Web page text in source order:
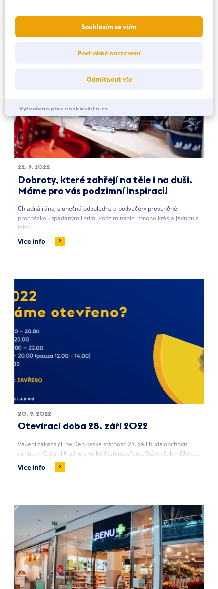
22. 9. 2022
Dobroty, které zahřejí na těle i na duši.
Máme pro vás podzimní inspiraci!
Chladná rána, slunečná odpoledne a podvečery provoněné
procházkou spadaným listím. Podzim nabízí mnoho krás a jednou z
jeho...
Více info
20. 9. 2022
Otevírací doba 28. září 2022
Vážení zákazníci, na Den české státnosti 28. září bude obchodní
centrum Central Kladno z velké části uzavřeno. Stále však můžete...
Více info
Souhlasím se vším
Podrobné nastavení
Odmítnout vše
Vytvořeno přes cookieslista.cz